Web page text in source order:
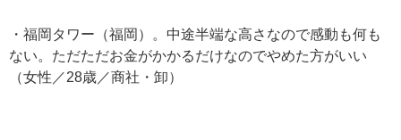
・福岡タワー（福岡）。中途半端な高さなので感動も何も
ない。ただただお金がかかるだけなのでやめた方がいい
（女性／28歳／商社・卸）